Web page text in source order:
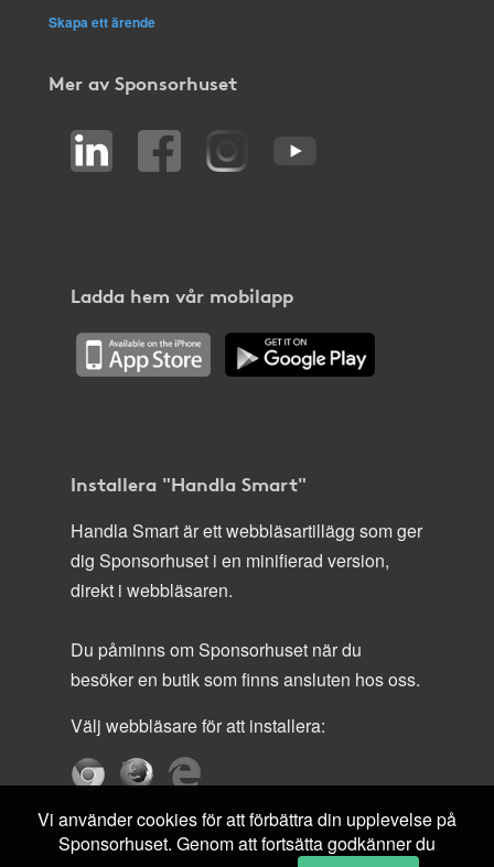
Skapa ett ärende
Mer av Sponsorhuset
Ladda hem vår mobilapp
Installera "Handla Smart"
Handla Smart är ett webbläsartillägg som ger
dig Sponsorhuset i en minifierad version,
direkt i webbläsaren.
Du påminns om Sponsorhuset när du
besöker en butik som finns ansluten hos oss.
Välj webbläsare för att installera:
Vi använder cookies för att förbättra din upplevelse på
Sponsorhuset. Genom att fortsätta godkänner du